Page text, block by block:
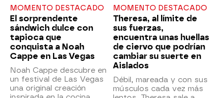
MOMENTO DESTACADO
El sorprendente
sándwich dulce con
tapioca que
conquista a Noah
Cappe en Las Vegas
Noah Cappe descubre en
un festival de Las Vegas
una original creación
MOMENTO DESTACADO
Theresa, al límite de
sus fuerzas,
encuentra unas huellas
de ciervo que podrían
cambiar su suerte en
Aislados
Débil, mareada y con sus
músculos cada vez más